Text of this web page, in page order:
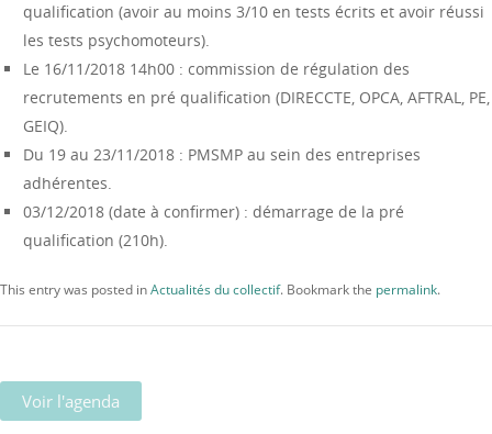
qualification (avoir au moins 3/10 en tests écrits et avoir réussi
les tests psychomoteurs).
Le 16/11/2018 14h00 : commission de régulation des
recrutements en pré qualification (DIRECCTE, OPCA, AFTRAL, PE,
GEIQ).
Du 19 au 23/11/2018 : PMSMP au sein des entreprises
adhérentes.
03/12/2018 (date à confirmer) : démarrage de la pré
qualification (210h).
This entry was posted inActualités du collectif. Bookmark the permalink.
Voir l'agenda